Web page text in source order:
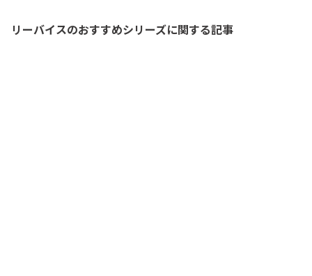
リーバイスのおすすめシリーズに関する記事